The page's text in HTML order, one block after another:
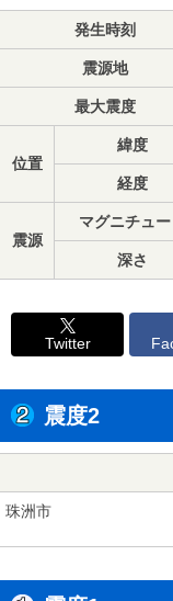
発生時刻
震源地
最大震度
位置
緯度
経度
震源
マグニチュー
深さ
Twitter
震度2
珠洲市